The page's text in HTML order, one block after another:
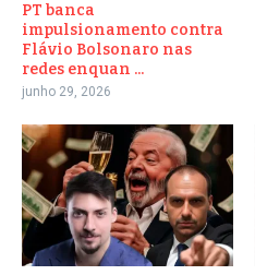
PT banca
impulsionamento contra
Flávio Bolsonaro nas
redes enquan ...
junho 29, 2026